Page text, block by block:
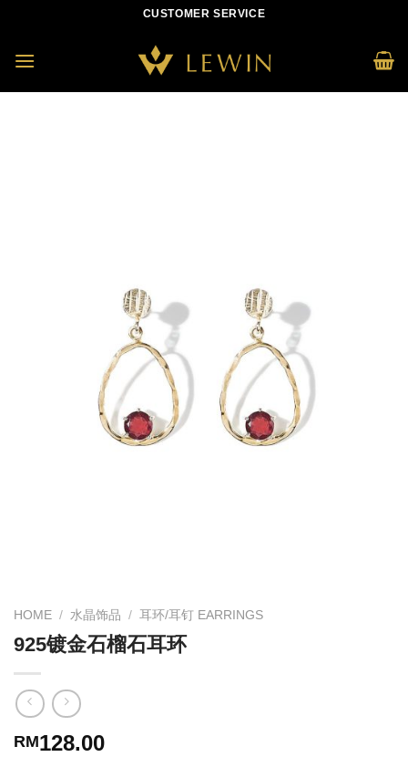
content
CUSTOMER SERVICE
HOME / 水晶饰品 / 耳环/耳钉 EARRINGS
925镀金石榴石耳环
RM128.00